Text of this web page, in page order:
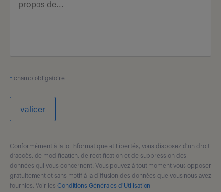
* champ obligatoire
valider
Conformément à la loi Informatique et Libertés, vous disposez d'un droit
d'accès, de modification, de rectification et de suppression des
données qui vous concernent. Vous pouvez à tout moment vous opposer
gratuitement et sans motif à la diffusion des données que vous nous avez
fournies. Voir les Conditions Générales d'Utilisation